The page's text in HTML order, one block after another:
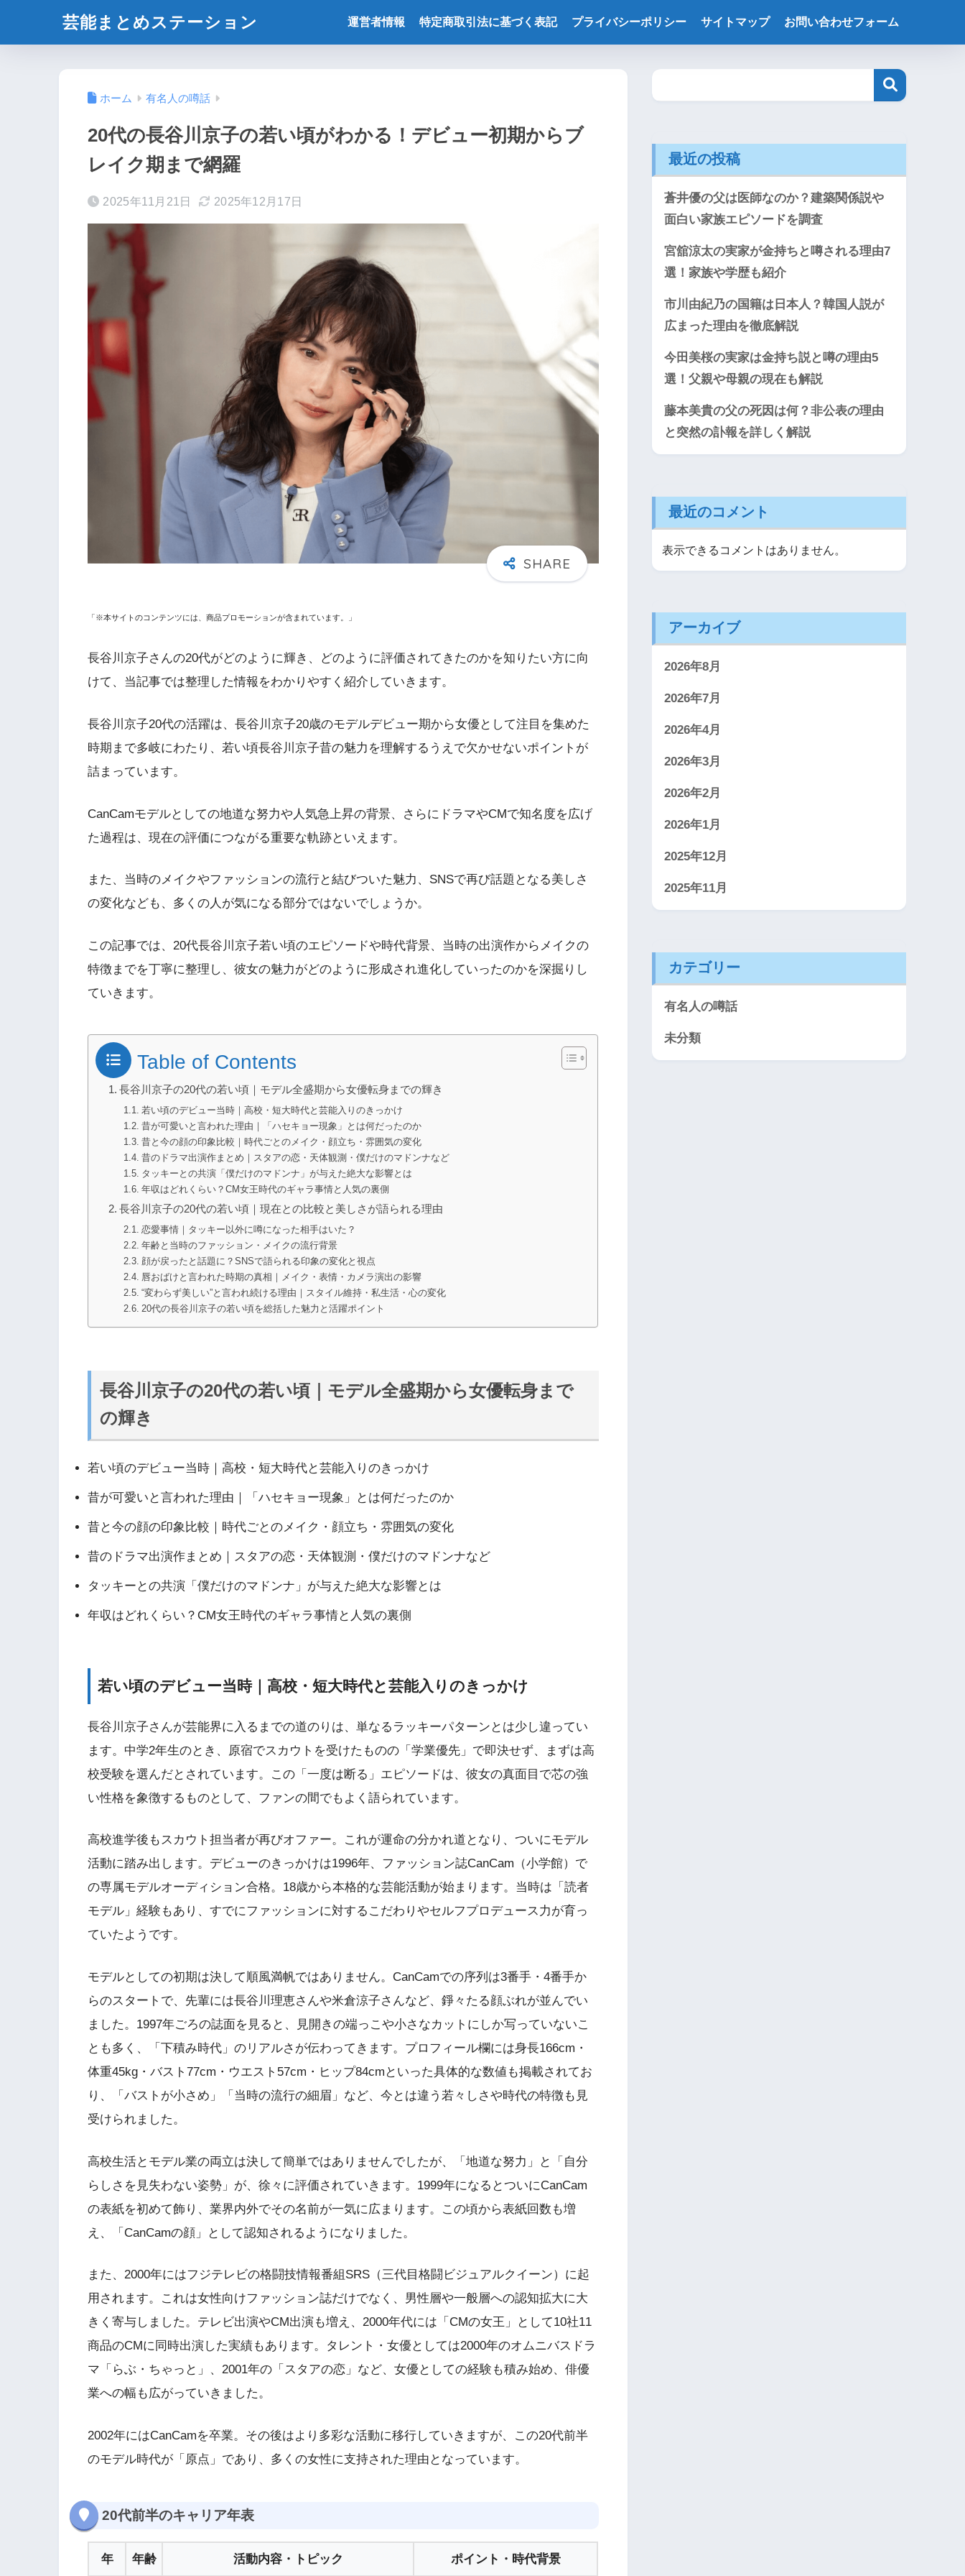
芸能まとめステーション 運営者情報 特定商取引法に基づく表記 プライバシーポリシー サイトマップ お問い合わせフォーム
ホーム 有名人の噂話
20代の長谷川京子の若い頃がわかる！デビュー初期からブ
レイク期まで網羅
2025年11月21日 2025年12月17日
「※本サイトのコンテンツには、商品プロモーションが含まれています。」
長谷川京子さんの20代がどのように輝き、どのように評価されてきたのかを知りたい方に向
けて、当記事では整理した情報をわかりやすく紹介していきます。
長谷川京子20代の活躍は、長谷川京子20歳のモデルデビュー期から女優として注目を集めた
時期まで多岐にわたり、若い頃長谷川京子昔の魅力を理解するうえで欠かせないポイントが
詰まっています。
CanCamモデルとしての地道な努力や人気急上昇の背景、さらにドラマやCMで知名度を広げ
た過程は、現在の評価につながる重要な軌跡といえます。
また、当時のメイクやファッションの流行と結びついた魅力、SNSで再び話題となる美しさ
の変化なども、多くの人が気になる部分ではないでしょうか。
この記事では、20代長谷川京子若い頃のエピソードや時代背景、当時の出演作からメイクの
特徴までを丁寧に整理し、彼女の魅力がどのように形成され進化していったのかを深掘りし
ていきます。
Table of Contents
長谷川京子の20代の若い頃｜モデル全盛期から女優転身までの輝き
若い頃のデビュー当時｜高校・短大時代と芸能入りのきっかけ
昔が可愛いと言われた理由｜「ハセキョー現象」とは何だったのか
昔と今の顔の印象比較｜時代ごとのメイク・顔立ち・雰囲気の変化
昔のドラマ出演作まとめ｜スタアの恋・天体観測・僕だけのマドンナなど
タッキーとの共演「僕だけのマドンナ」が与えた絶大な影響とは
年収はどれくらい？CM女王時代のギャラ事情と人気の裏側
長谷川京子の20代の若い頃｜現在との比較と美しさが語られる理由
恋愛事情｜タッキー以外に噂になった相手はいた？
年齢と当時のファッション・メイクの流行背景
顔が戻ったと話題に？SNSで語られる印象の変化と視点
唇おばけと言われた時期の真相｜メイク・表情・カメラ演出の影響
“変わらず美しい”と言われ続ける理由｜スタイル維持・私生活・心の変化
20代の長谷川京子の若い頃を総括した魅力と活躍ポイント
長谷川京子の20代の若い頃｜モデル全盛期から女優転身まで
の輝き
若い頃のデビュー当時｜高校・短大時代と芸能入りのきっかけ
昔が可愛いと言われた理由｜「ハセキョー現象」とは何だったのか
昔と今の顔の印象比較｜時代ごとのメイク・顔立ち・雰囲気の変化
昔のドラマ出演作まとめ｜スタアの恋・天体観測・僕だけのマドンナなど
タッキーとの共演「僕だけのマドンナ」が与えた絶大な影響とは
年収はどれくらい？CM女王時代のギャラ事情と人気の裏側
若い頃のデビュー当時｜高校・短大時代と芸能入りのきっかけ
長谷川京子さんが芸能界に入るまでの道のりは、単なるラッキーパターンとは少し違ってい
ます。中学2年生のとき、原宿でスカウトを受けたものの「学業優先」で即決せず、まずは高
校受験を選んだとされています。この「一度は断る」エピソードは、彼女の真面目で芯の強
い性格を象徴するものとして、ファンの間でもよく語られています。
高校進学後もスカウト担当者が再びオファー。これが運命の分かれ道となり、ついにモデル
活動に踏み出します。デビューのきっかけは1996年、ファッション誌CanCam（小学館）で
の専属モデルオーディション合格。18歳から本格的な芸能活動が始まります。当時は「読者
モデル」経験もあり、すでにファッションに対するこだわりやセルフプロデュース力が育っ
ていたようです。
モデルとしての初期は決して順風満帆ではありません。CanCamでの序列は3番手・4番手か
らのスタートで、先輩には長谷川理恵さんや米倉涼子さんなど、錚々たる顔ぶれが並んでい
ました。1997年ごろの誌面を見ると、見開きの端っこや小さなカットにしか写っていないこ
とも多く、「下積み時代」のリアルさが伝わってきます。プロフィール欄には身長166cm・
体重45kg・バスト77cm・ウエスト57cm・ヒップ84cmといった具体的な数値も掲載されてお
り、「バストが小さめ」「当時の流行の細眉」など、今とは違う若々しさや時代の特徴も見
受けられました。
高校生活とモデル業の両立は決して簡単ではありませんでしたが、「地道な努力」と「自分
らしさを見失わない姿勢」が、徐々に評価されていきます。1999年になるとついにCanCam
の表紙を初めて飾り、業界内外でその名前が一気に広まります。この頃から表紙回数も増
え、「CanCamの顔」として認知されるようになりました。
また、2000年にはフジテレビの格闘技情報番組SRS（三代目格闘ビジュアルクイーン）に起
用されます。これは女性向けファッション誌だけでなく、男性層や一般層への認知拡大に大
きく寄与しました。テレビ出演やCM出演も増え、2000年代には「CMの女王」として10社11
商品のCMに同時出演した実績もあります。タレント・女優としては2000年のオムニバスドラ
マ「らぶ・ちゃっと」、2001年の「スタアの恋」など、女優としての経験も積み始め、俳優
業への幅も広がっていきました。
2002年にはCanCamを卒業。その後はより多彩な活動に移行していきますが、この20代前半
のモデル時代が「原点」であり、多くの女性に支持された理由となっています。
20代前半のキャリア年表
年 年齢 活動内容・トピック ポイント・時代背景
最近の投稿
蒼井優の父は医師なのか？建築関係説や
面白い家族エピソードを調査
宮舘涼太の実家が金持ちと噂される理由7
選！家族や学歴も紹介
市川由紀乃の国籍は日本人？韓国人説が
広まった理由を徹底解説
今田美桜の実家は金持ち説と噂の理由5
選！父親や母親の現在も解説
藤本美貴の父の死因は何？非公表の理由
と突然の訃報を詳しく解説
最近のコメント
表示できるコメントはありません。
アーカイブ
2026年8月
2026年7月
2026年4月
2026年3月
2026年2月
2026年1月
2025年12月
2025年11月
カテゴリー
有名人の噂話
未分類